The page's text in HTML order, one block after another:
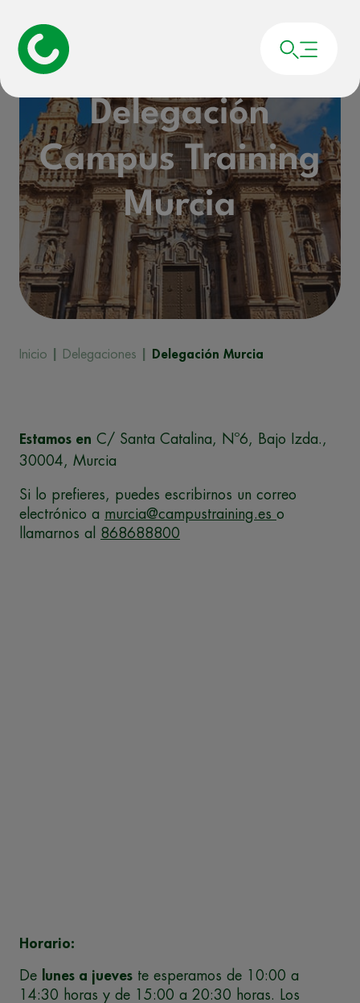
Delegación
Campus Training
Murcia
Inicio Delegaciones Delegación Murcia
Estamos en C/ Santa Catalina, Nº6, Bajo Izda.,
30004, Murcia
Si lo prefieres, puedes escribirnos un correo
electrónico a murcia@campustraining.es o
llamarnos al 868688800
Horario:
De lunes a jueves te esperamos de 10:00 a
14:30 horas y de 15:00 a 20:30 horas. Los